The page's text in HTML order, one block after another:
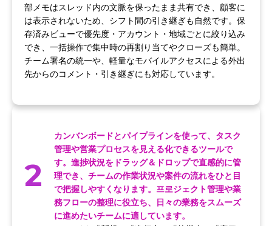
部メモはスレッド内の文脈を保ったまま共有でき、顧客に
は表示されないため、シフト間の引き継ぎも自然です。保
存済みビューで優先度・アカウント・地域ごとに絞り込み
でき、一括操作で集中時の再割り当てやクローズも簡単。
チーム署名の統一や、軽量なモバイルアクセスによる外出
先からのコメント・引き継ぎにも対応しています。
2
カンバンボードとパイプラインを使って、タスク
管理や営業プロセスを見える化できるツールで
す。進捗状況をドラッグ＆ドロップで直感的に管
理でき、チームの作業状況や案件の流れをひと目
で把握しやすくなります。프로ジェクト管理や業
務フローの整理に役立ち、日々の業務をスムーズ
に進めたいチームに適しています。